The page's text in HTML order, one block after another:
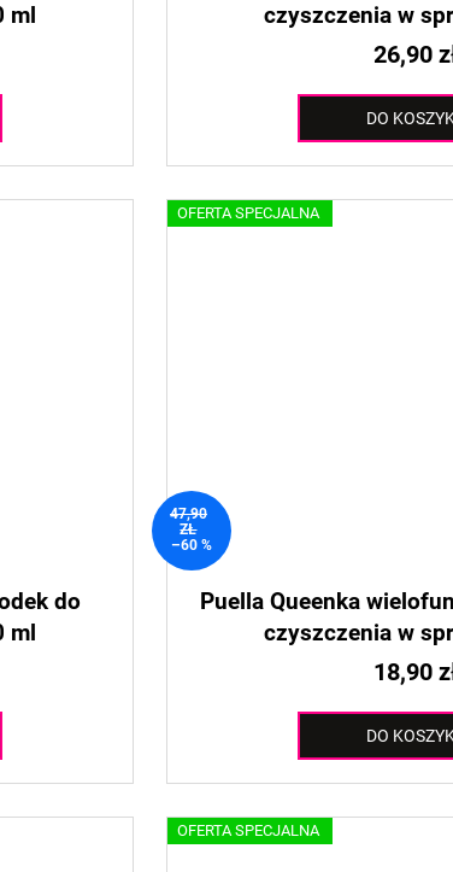
ml
czyszczenia w
26,90
DO
do
ml
OFERTA SPECJALNA
47,90
ZŁ
–60 %
Puella Queenka
czyszczenia w
18,90
DO
OFERTA SPECJALNA